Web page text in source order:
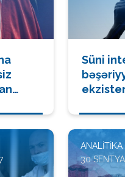
Süni
ANALITIKA
30